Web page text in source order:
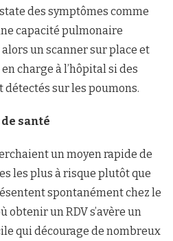
des symptômes comme
capacité pulmonaire
un scanner sur place et
charge à l’hôpital si des
détectés sur les poumons.
santé
un moyen rapide de
les plus à risque plutôt que
spontanément chez le
obtenir un RDV s’avère un
qui décourage de nombreux